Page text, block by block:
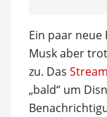
Ein paar
Musk aber
zu. Das
„bald“ um